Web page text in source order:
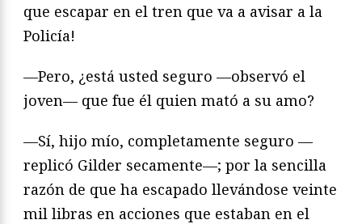
que escapar en el tren que va a avisar a la
Policía!
—Pero, ¿está usted seguro —observó el
joven— que fue él quien mató a su amo?
—Sí, hijo mío, completamente seguro —
replicó Gilder secamente—; por la sencilla
razón de que ha escapado llevándose veinte
mil libras en acciones que estaban en el